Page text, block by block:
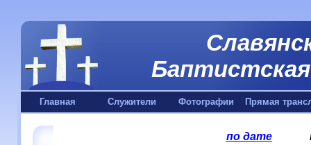
Главная Служители Фотографии Прямая
по дате